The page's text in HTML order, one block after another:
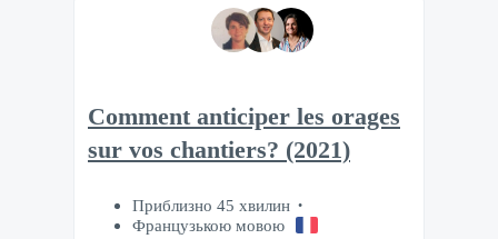
Comment anticiper les orages
sur vos chantiers? (2021)
Приблизно 45 хвилин
Французькою мовою